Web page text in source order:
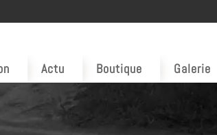
Actu Boutique Galerie